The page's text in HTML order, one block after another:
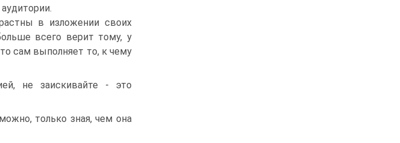
в изложении своих
всего верит тому, у
сам выполняет то, к чему
не заискивайте - это
только зная, чем она